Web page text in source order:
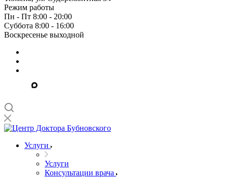
Режим работы
Пн - Пт 8:00 - 20:00
Суббота 8:00 - 16:00
Воскресенье выходной
Услуги
Услуги
Консультации врача